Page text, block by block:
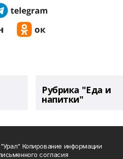
Рубрика "Еда и
напитки"
Копирование информации
согласия